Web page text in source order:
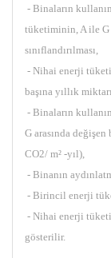
- Binaların
tüketiminin, A ile G
sınıflandırılması,
- Nihai enerji
başına yıllık
- Binaların
G arasında değişen
CO2/ m² -yıl),
- Binanın
- Birincil enerji
- Nihai enerji
gösterilir.